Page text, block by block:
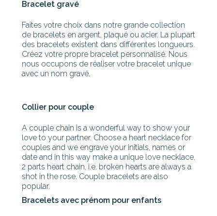
Bracelet gravé
Faîtes votre choix dans notre grande collection
de bracelets en argent, plaqué ou acier. La plupart
des bracelets existent dans différentes longueurs.
Créez votre propre bracelet personnalisé. Nous
nous occupons de réaliser votre bracelet unique
avec un nom gravé.
Collier pour couple
A couple chain is a wonderful way to show your
love to your partner. Choose a heart necklace for
couples and we engrave your initials, names or
date and in this way make a unique love necklace.
2 parts heart chain, i.e. broken hearts are always a
shot in the rose. Couple bracelets are also
popular.
Bracelets avec prénom pour enfants